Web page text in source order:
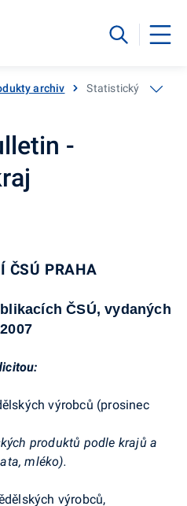
archiv Statistický bulletin
-
ČSÚ PRAHA
ČSÚ, vydaných
výrobců (prosinec
produktů podle krajů a
mléko).
výrobců,